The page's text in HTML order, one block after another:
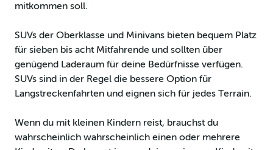
mitkommen soll.
SUVs der Oberklasse und Minivans bieten bequem Platz
für sieben bis acht Mitfahrende und sollten über
genügend Laderaum für deine Bedürfnisse verfügen.
SUVs sind in der Regel die bessere Option für
Langstreckenfahrten und eignen sich für jedes Terrain.
Wenn du mit kleinen Kindern reist, brauchst du
wahrscheinlich wahrscheinlich einen oder mehrere